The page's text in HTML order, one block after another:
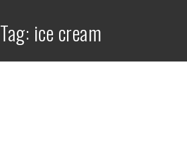
Tag: ice cream